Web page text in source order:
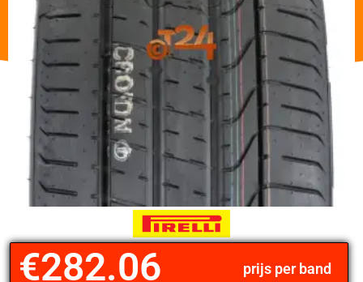
prijs per band
€282.06